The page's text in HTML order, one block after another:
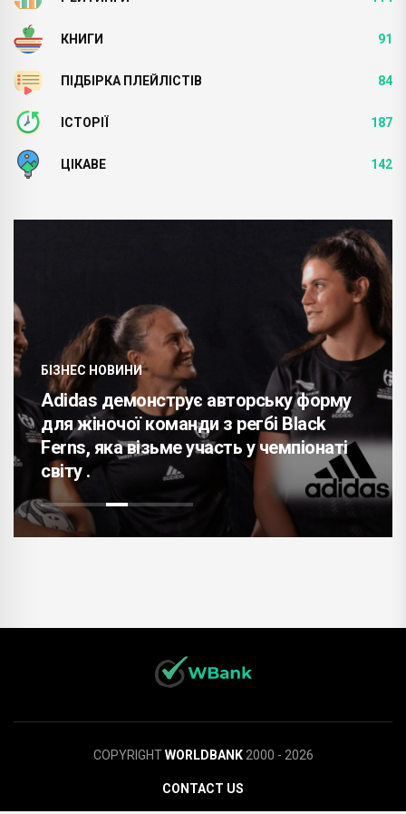
КНИГИ 91
ПІДБІРКА ПЛЕЙЛІСТІВ 84
ІСТОРІЇ 187
ЦІКАВЕ 142
БІЗНЕС НОВИНИ
Adidas демонструє авторську форму
для жіночої команди з регбі Black
Ferns, яка візьме участь у чемпіонаті
світу .
COPYRIGHTWORLDBANK2000 - 2026
CONTACT US